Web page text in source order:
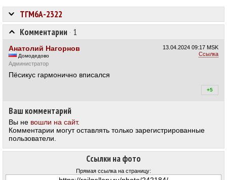
Ссылки на фото
Прямая ссылка на страницу:
ТГМ6А-2322
Комментарии · 1
13.04.2024 09:17 MSK
Ссылка
Анатолий Нагорнов
Домодедово
Администратор
Пёсикус гармонично вписался
+5
Ваш комментарий
Вы не вошли на сайт.
Комментарии могут оставлять только зарегистрированные
пользователи.